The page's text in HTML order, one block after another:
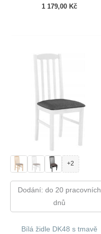
1 179,00 Kč
+2
Dodání: do 20 pracovních
dnů
Bílá židle DK48 s tmavě